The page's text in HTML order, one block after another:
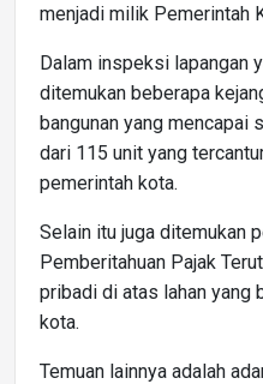
menjadi milik Pemerintah
Dalam inspeksi lapangan
ditemukan beberapa
bangunan yang mencapai
dari 115 unit yang
pemerintah kota.
Selain itu juga ditemukan
Pemberitahuan Pajak
pribadi di atas lahan yang
kota.
Temuan lainnya adalah